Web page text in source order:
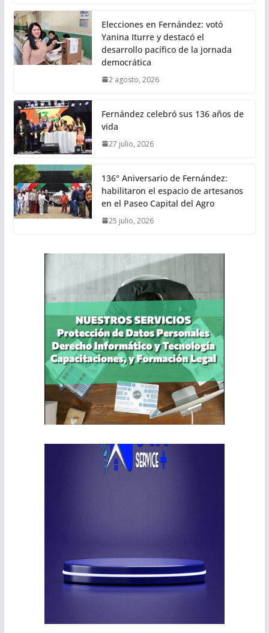
Elecciones en Fernández: votó
Yanina Iturre y destacó el
desarrollo pacífico de la jornada
democrática
2 agosto, 2026
Fernández celebró sus 136 años de
vida
27 julio, 2026
136° Aniversario de Fernández:
habilitaron el espacio de artesanos
en el Paseo Capital del Agro
25 julio, 2026